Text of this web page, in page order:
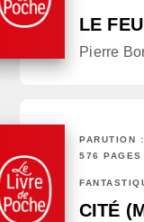
LE
Pierre
PARUTION
576 PAGES
CITÉ